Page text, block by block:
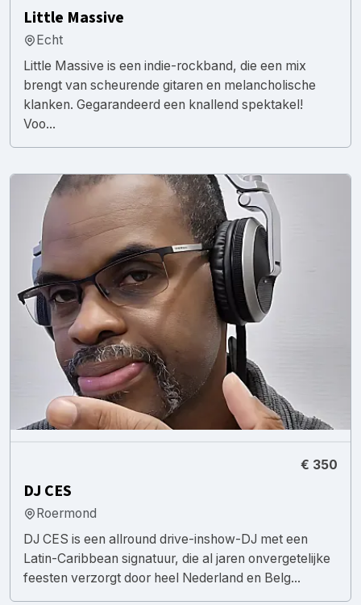
Little Massive
Echt
Little Massive is een indie-rockband, die een mix
brengt van scheurende gitaren en melancholische
klanken. Gegarandeerd een knallend spektakel!
Voo...
€ 350
DJ CES
Roermond
DJ CES is een allround drive-inshow-DJ met een
Latin-Caribbean signatuur, die al jaren onvergetelijke
feesten verzorgt door heel Nederland en Belg...